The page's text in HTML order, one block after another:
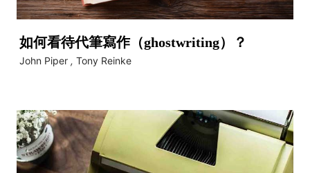
如何看待代筆寫作（ghostwriting）？
John Piper , Tony Reinke